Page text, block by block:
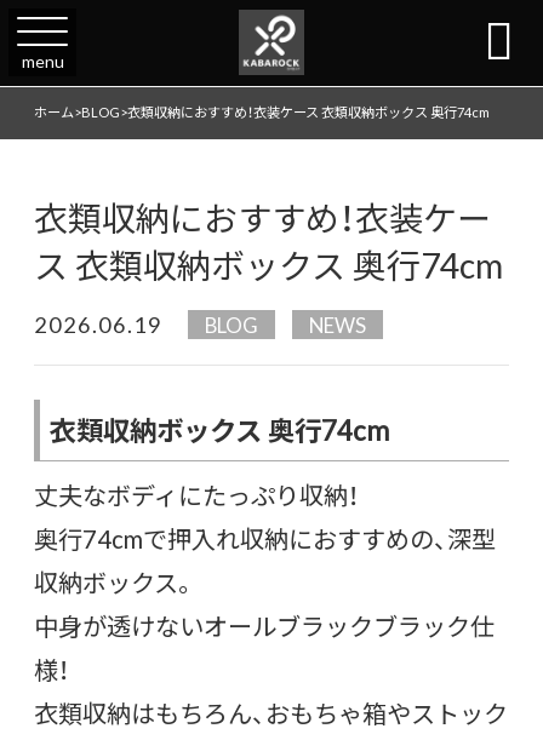
menu 
ホーム>BLOG>衣類収納におすすめ！衣装ケース 衣類収納ボックス 奥行74cm
衣類収納におすすめ！衣装ケー
ス 衣類収納ボックス 奥行74cm
2026.06.19 BLOG NEWS
衣類収納ボックス 奥行74cm
丈夫なボディにたっぷり収納！
奥行74cmで押入れ収納におすすめの、深型
収納ボックス。
中身が透けないオールブラックブラック仕
様！
衣類収納はもちろん、おもちゃ箱やストック